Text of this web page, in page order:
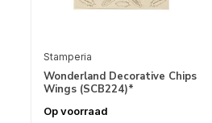
Stamperia
Wonderland Decorative Chips
Wings (SCB224)*
Op voorraad